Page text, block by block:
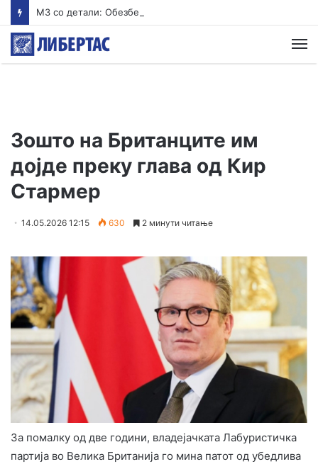
Зошто на Британците им
дојде преку глава од Кир
Стармер
14.05.2026 12:15 630 2 минути читање
За помалку од две години, владејачката Лабуристичка
партија во Велика Британија го мина патот од убедлива